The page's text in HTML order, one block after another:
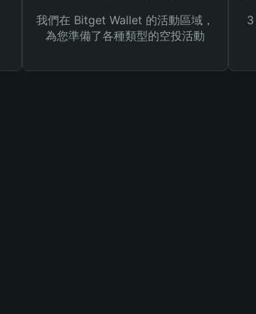
我們在 Bitget Wallet 的活動區域，
為您準備了各種類型的空投活動